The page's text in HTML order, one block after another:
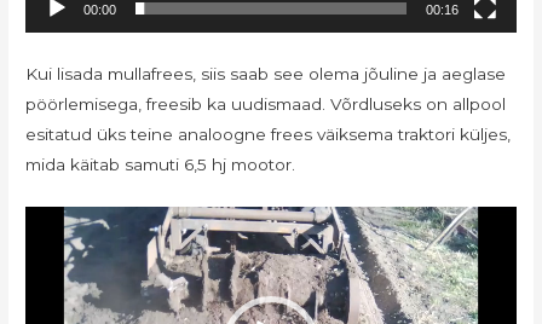
00:00 00:16
Kui lisada mullafrees, siis saab see olema jõuline ja aeglase
pöörlemisega, freesib ka uudismaad. Võrdluseks on allpool
esitatud üks teine analoogne frees väiksema traktori küljes,
mida käitab samuti 6,5 hj mootor.
Videoesitaja